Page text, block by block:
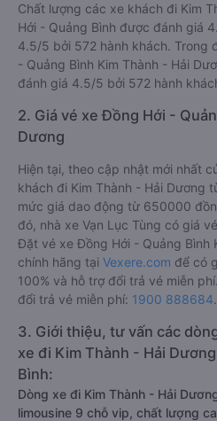
Chất lượng các xe khách đi Kim
Hới - Quảng Bình được đánh giá
4.5/5 bởi 572 hành khách. Trong
- Quảng Bình Kim Thành - Hải
đánh giá 4.5/5 bởi 572 hành
2. Giá vé xe Đồng Hới -
Dương
Hiện tại, theo cập nhật mới nhất
khách đi Kim Thành - Hải Dương
mức giá dao động từ 650000
đó, nhà xe Vạn Lục Tùng có giá
Đặt vé xe Đồng Hới - Quảng Bình
chính hãng tại Vexere.com để có
100% và hỗ trợ đổi trả vé miễn
đổi trả vé miễn phí: 1900 888684.
3. Giới thiệu, tư vấn các
xe đi Kim Thành - Hải
Bình:
Dòng xe đi Kim Thành - Hải
limousine 9 chỗ vip, chất lượng